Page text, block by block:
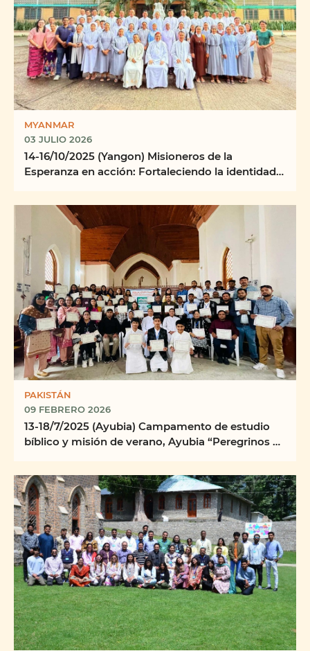
MYANMAR
03 JULIO 2026
14-16/10/2025 (Yangon) Misioneros de la
Esperanza en acción: Fortaleciendo la identidad,
PAKISTÁN
09 FEBRERO 2026
13-18/7/2025 (Ayubia) Campamento de estudio
bíblico y misión de verano, Ayubia “Peregrinos y